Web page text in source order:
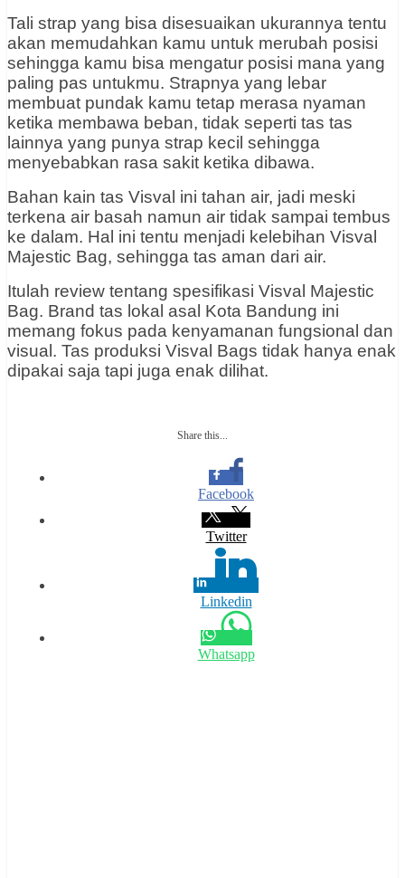
Tali strap yang bisa disesuaikan ukurannya tentu
akan memudahkan kamu untuk merubah posisi
sehingga kamu bisa mengatur posisi mana yang
paling pas untukmu. Strapnya yang lebar
membuat pundak kamu tetap merasa nyaman
ketika membawa beban, tidak seperti tas tas
lainnya yang punya strap kecil sehingga
menyebabkan rasa sakit ketika dibawa.
Bahan kain tas Visval ini tahan air, jadi meski
terkena air basah namun air tidak sampai tembus
ke dalam. Hal ini tentu menjadi kelebihan Visval
Majestic Bag, sehingga tas aman dari air.
Itulah review tentang spesifikasi Visval Majestic
Bag. Brand tas lokal asal Kota Bandung ini
memang fokus pada kenyamanan fungsional dan
visual. Tas produksi Visval Bags tidak hanya enak
dipakai saja tapi juga enak dilihat.
Share this...
Facebook
Twitter
Linkedin
Whatsapp